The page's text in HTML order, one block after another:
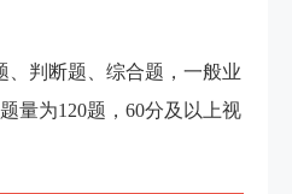
判断题、综合题， 一般业
题量为120题，60分及以上视